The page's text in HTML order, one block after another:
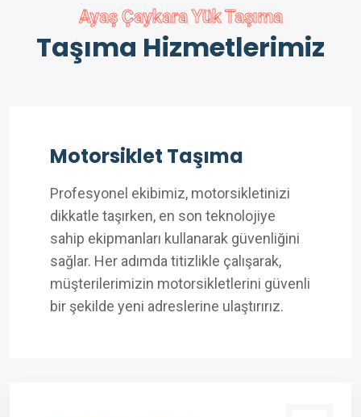
Ayaş Çaykara Yük Taşıma
Taşıma Hizmetlerimiz
Motorsiklet Taşıma
Profesyonel ekibimiz, motorsikletinizi
dikkatle taşırken, en son teknolojiye
sahip ekipmanları kullanarak güvenliğini
sağlar. Her adımda titizlikle çalışarak,
müşterilerimizin motorsikletlerini güvenli
bir şekilde yeni adreslerine ulaştırırız.